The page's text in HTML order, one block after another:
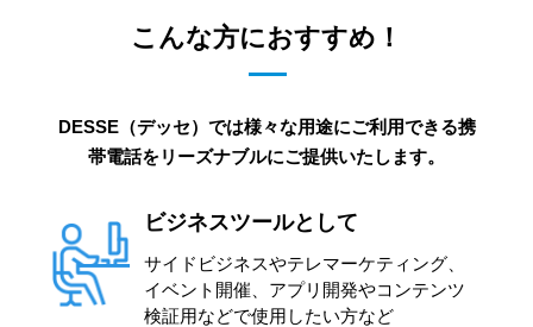
こんな方におすすめ！
DESSE（デッセ）では様々な用途にご利用できる携
帯電話をリーズナブルにご提供いたします。
ビジネスツールとして
サイドビジネスやテレマーケティング、
イベント開催、アプリ開発やコンテンツ
検証用などで使用したい方など